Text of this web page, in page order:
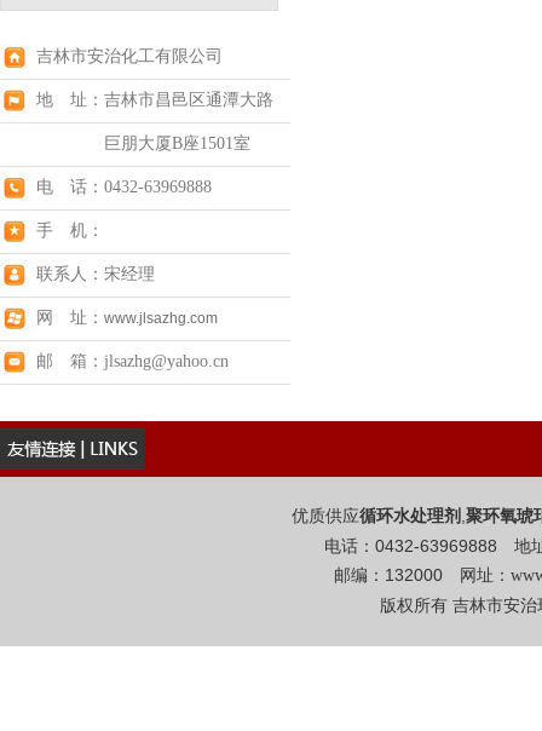
吉林市安治化工有限公司
地 址：吉林市昌邑区通潭大路
巨朋大厦B座1501室
电 话：0432-63969888
手 机：
联系人：宋经理
网 址： www.jlsazhg.com
邮 箱：jlsazhg@yahoo.cn
优质供应循环水处理剂 ,聚环氧琥
电话：0432-63969888 地
邮编：132000 网址：
版权所有 吉林市安